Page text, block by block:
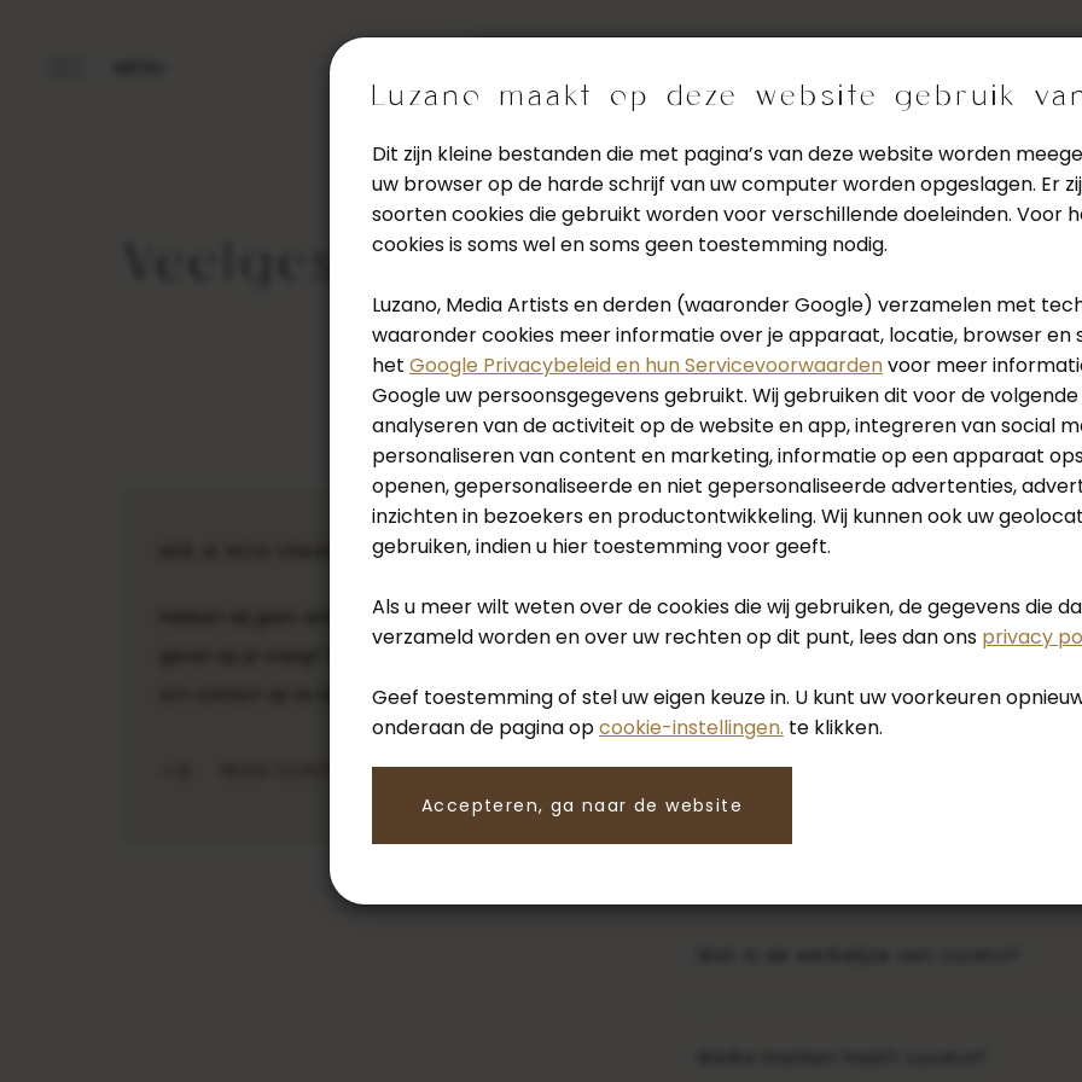
Veelgestelde vragen
Hieronder vind je onze meest gestelde
Hebben wij geen antwoord kunnen
om contact op te nemen.
NEEM CONTACT OP
Waar is Luzano gevestigd?
Hoe maak ik een afspraak?
Welke projecten passen het beste bij
Wij zijn gesloten.
Vanwege de bouwvakvakantie zijn wij van maandag 27 juli tot en met
augustus gesloten. Vanaf maandag 17 augustus staan wij weer voor u
Luzano maakt op deze website gebruik
Dit zijn kleine bestanden die met pagina’s van deze website worden
uw browser op de harde schrijf van uw computer worden opgeslagen. Er
soorten cookies die gebruikt worden voor verschillende doeleinden. Voor
cookies is soms wel en soms geen toestemming nodig.
Luzano, Media Artists en derden (waaronder Google) verzamelen met
waaronder cookies meer informatie over je apparaat, locatie, browser en
het Google Privacybeleid en hun Servicevoorwaardenvoor meer
Google uw persoonsgegevens gebruikt. Wij gebruiken dit voor de
analyseren van de activiteit op de website en app, integreren van social
personaliseren van content en marketing, informatie op een apparaat
openen, gepersonaliseerde en niet gepersonaliseerde advertenties,
inzichten in bezoekers en productontwikkeling. Wij kunnen ook uw
gebruiken, indien u hier toestemming voor geeft.
Als u meer wilt weten over de cookies die wij gebruiken, de gegevens die
verzameld worden en over uw rechten op dit punt, lees dan ons privacy
Geef toestemming of stel uw eigen keuze in. U kunt uw voorkeuren
onderaan de pagina opcookie-instellingen. te klikken.
Accepteren, ga naar de website